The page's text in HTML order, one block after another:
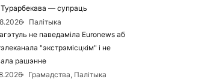
Турарбекава — супраць
Палітыка
не паведаміла Euronews аб
"экстрэмісцкім" і не
рашэнне
Грамадства, Палітыка